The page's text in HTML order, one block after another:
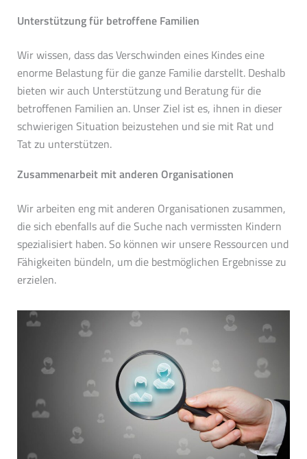
Unterstützung für betroffene Familien
Wir wissen, dass das Verschwinden eines Kindes eine
enorme Belastung für die ganze Familie darstellt. Deshalb
bieten wir auch Unterstützung und Beratung für die
betroffenen Familien an. Unser Ziel ist es, ihnen in dieser
schwierigen Situation beizustehen und sie mit Rat und
Tat zu unterstützen.
Zusammenarbeit mit anderen Organisationen
Wir arbeiten eng mit anderen Organisationen zusammen,
die sich ebenfalls auf die Suche nach vermissten Kindern
spezialisiert haben. So können wir unsere Ressourcen und
Fähigkeiten bündeln, um die bestmöglichen Ergebnisse zu
erzielen.